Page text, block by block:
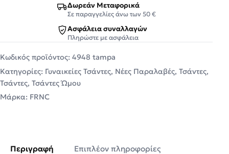
Δωρεάν Μεταφορικά
Σε παραγγελίες άνω των 50 €
Ασφάλεια συναλλαγών
Πληρώστε με ασφάλεια
Κωδικός προϊόντος: 4948 tampa
Κατηγορίες: Γυναικείες Τσάντες, Νέες Παραλαβές, Τσάντες,
Τσάντες, Τσάντες Ώμου
Μάρκα: FRNC
Περιγραφή Επιπλέον πληροφορίες